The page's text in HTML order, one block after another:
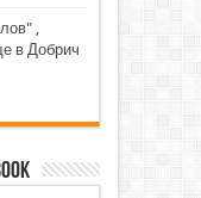
,
в Добрич